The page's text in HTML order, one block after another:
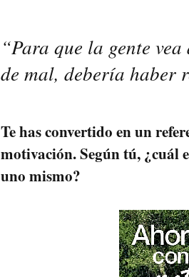
“Para que la gente
de mal, debería haber
Te has convertido en un
motivación. Según tú, ¿cuál
uno mismo?